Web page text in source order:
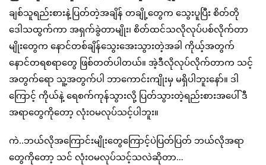
ချစ်သူရည်းစားနဲ့ပြတ်တဲ့အချိန် တချို့တွေက သွေးပူပြီး စိတ်တို
ဒေါသထွက်ကာ အရှက်ခွဲတာမျိုး၊ စိတ်ထင်သလိုလုပ်ပစ်လိုက်တာ
မျိုးတွေက နောင်တစ်ချိန်သွေးအေးသွားတဲ့အခါ ကိုယ့်အတွက်
နောင်တရစရာတွေ ဖြစ်တတ်ပါတယ်။ အဲ့ဒီလိုလုပ်လိုက်တာက သင့်
အတွက်ရော သူ့အတွက်ပါ ဘာကောင်းကျိုးမှ မရှိပါဘူးနော်။ ဒါ
ကြောင့် ကိုယ်နဲ့ ရေစက်ကုန်သွားလို့ ပြတ်သွားတဲ့ရည်းစားအပေါ် ဒီ
အရာတွေကိုတော့ လုံးဝမလုပ်သင့်ပါဘူး။
ကဲ..ဘယ်လိုအကြောင်းမျိုးတွေကြောင့်ပဲပြတ်ပြတ် ဘယ်လိုအရာ
တွေကိုတော့ သင် လုံးဝမလုပ်သင့်သလဲဆိုတာ…